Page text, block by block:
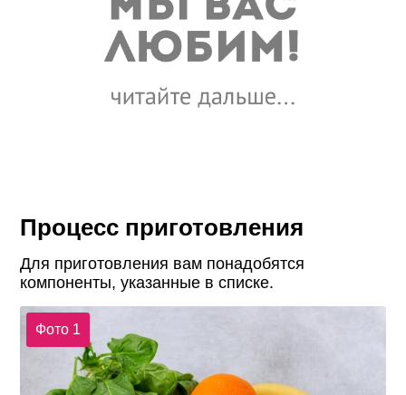
Процесс приготовления
Для приготовления вам понадобятся
компоненты, указанные в списке.
Фото 1